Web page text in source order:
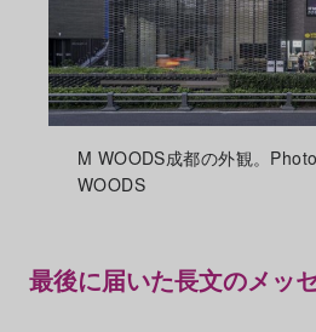
M WOODS成都の外観。
WOODS
最後に届いた長文のメッ